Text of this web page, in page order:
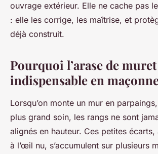
ouvrage extérieur. Elle ne cache pas
: elle les corrige, les maîtrise, et
déjà construit.
Pourquoi l’arase de
indispensable en
Lorsqu’on monte un mur en
plus grand soin, les rangs ne sont
alignés en hauteur. Ces petites
à l’œil nu, s’accumulent sur plusieurs